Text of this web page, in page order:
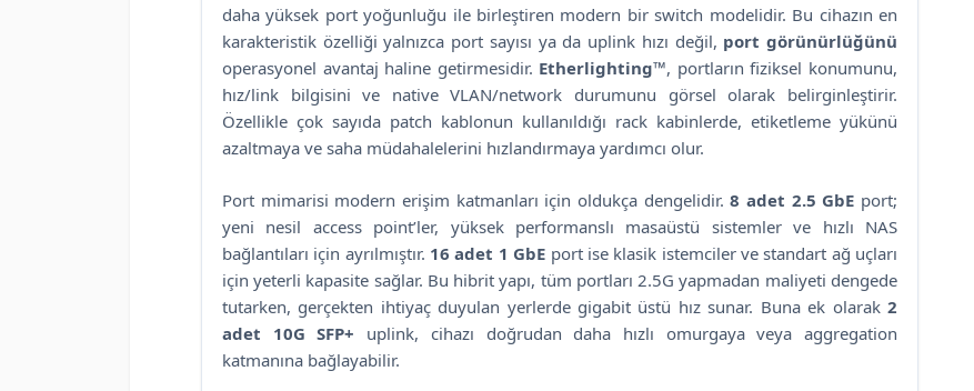
daha yüksek port yoğunluğu ile birleştiren modern bir switch modelidir. Bu cihazın en
karakteristik özelliği yalnızca port sayısı ya da uplink hızı değil, port görünürlüğünü
operasyonel avantaj haline getirmesidir. Etherlighting™, portların fiziksel konumunu,
hız/link bilgisini ve native VLAN/network durumunu görsel olarak belirginleştirir.
Özellikle çok sayıda patch kablonun kullanıldığı rack kabinlerde, etiketleme yükünü
azaltmaya ve saha müdahalelerini hızlandırmaya yardımcı olur.
Port mimarisi modern erişim katmanları için oldukça dengelidir.8 adet 2.5 GbE port;
yeni nesil access point’ler, yüksek performanslı masaüstü sistemler ve hızlı NAS
bağlantıları için ayrılmıştır. 16 adet 1 GbE port ise klasik istemciler ve standart ağ uçları
için yeterli kapasite sağlar. Bu hibrit yapı, tüm portları 2.5G yapmadan maliyeti dengede
tutarken, gerçekten ihtiyaç duyulan yerlerde gigabit üstü hız sunar. Buna ek olarak 2
adet 10G SFP+ uplink, cihazı doğrudan daha hızlı omurgaya veya aggregation
katmanına bağlayabilir.